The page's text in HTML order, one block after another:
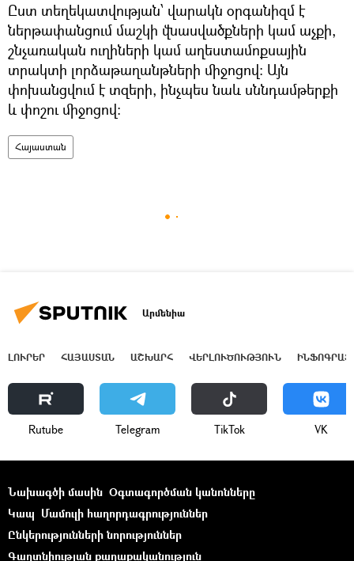
Ըստ տեղեկատվության՝ վարակն օրգանիզմ է
ներթափանցում մաշկի վնասվածքների կամ աչքի,
շնչառական ուղիների կամ աղեստամոքսային
տրակտի լորձաթաղանթների միջոցով: Այն
փոխանցվում է տզերի, ինչպես նաև սննդամթերքի
և փոշու միջոցով:
Հայաստան
Արմենիա
ԼՈՒՐԵՐ ՀԱՅԱՍՏԱՆ ԱՇԽԱՐՀ ՎԵՐԼՈՒԾՈՒԹՅՈՒՆ
Rutube Telegram ТikТоk VK
Նախագծի մասին Օգտագործման կանոնները
Կապ Մամուլի հաղորդագրություններ
Ընկերությունների նորություններ
Գաղտնիության քաղաքականություն